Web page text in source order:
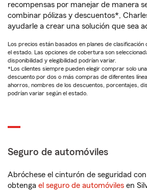
recompensas por manejar de manera
combinar pólizas y descuentos*,
ayudarle a crear una solución que sea
Los precios están basados en planes de clasificación
el estado. Las opciones de cobertura son
disponibilidad y elegibilidad podrían variar.
*Los clientes siempre pueden elegir comprar solo
descuento por dos o más compras de diferentes
ahorros, nombres de los descuentos, porcentajes,
podrían variar según el estado.
Seguro de automóviles
Abróchese el cinturón de seguridad
obtenga el seguro de automóviles en